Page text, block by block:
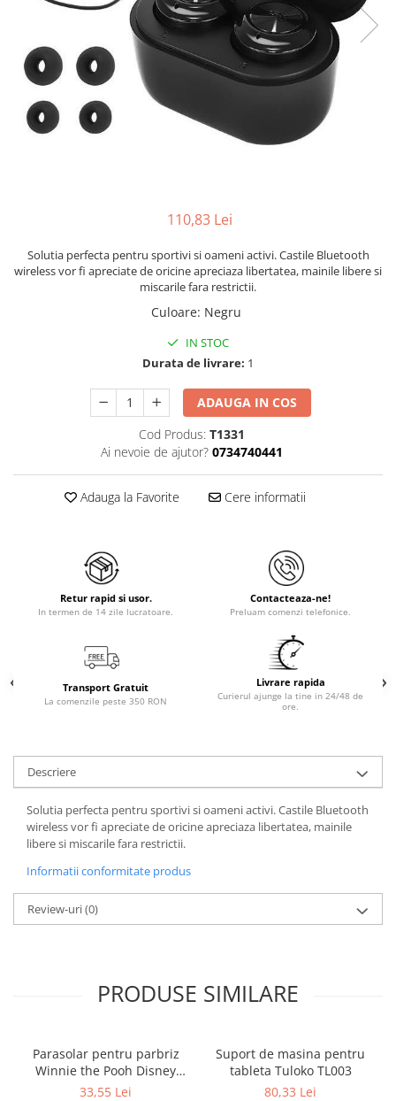
110,83 Lei
Solutia perfecta pentru sportivi si oameni activi. Castile Bluetooth
wireless vor fi apreciate de oricine apreciaza libertatea, mainile libere si
miscarile fara restrictii.
Culoare: Negru
IN STOC
Durata de livrare: 1
ADAUGA IN COS
Cod Produs: T1331
Ai nevoie de ajutor? 0734740441
Adauga la Favorite Cere informatii
Retur rapid si usor.
In termen de 14 zile lucratoare.
Contacteaza-ne!
Preluam comenzi telefonice.
Transport Gratuit
La comenzile peste 350 RON
Livrare rapida
Curierul ajunge la tine in 24/48 de
ore.
Descriere
Solutia perfecta pentru sportivi si oameni activi. Castile Bluetooth
wireless vor fi apreciate de oricine apreciaza libertatea, mainile
libere si miscarile fara restrictii.
Informatii conformitate produs
Review-uri(0)
PRODUSE SIMILARE
Parasolar pentru parbriz
Winnie the Pooh Disney
Eurasia 26022
33,55 Lei
Suport de masina pentru
tableta Tuloko TL003
80,33 Lei